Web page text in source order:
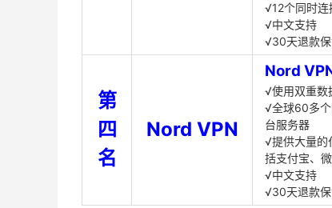
√12个同时连
√中文支持
√30天退款
第
四
名
Nord VPN
Nord
√使用双重数
√全球60多
台服务器
√提供大量的
括支付宝、
√中文支持
√30天退款